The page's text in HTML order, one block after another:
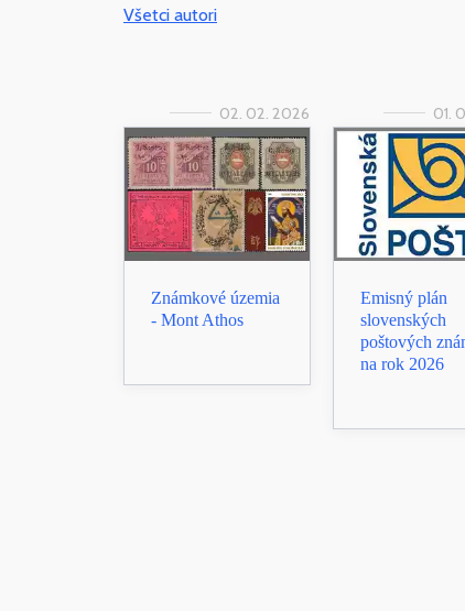
Všetci autori
02. 02. 2026
Známkové územia
- Mont Athos
01.
Emisný plán
slovenských
poštových
na rok 2026